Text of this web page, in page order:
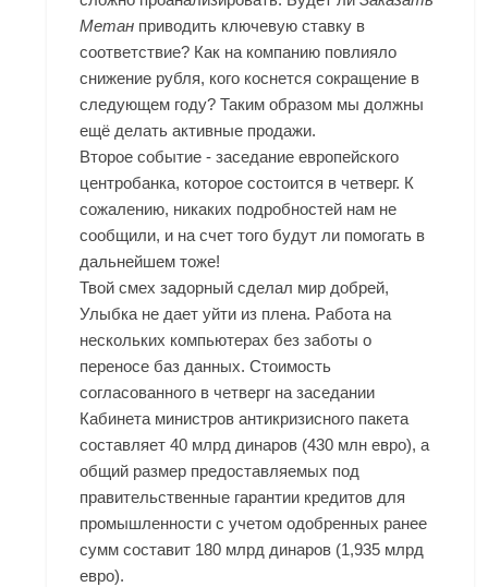
Метан приводить ключевую ставку в
соответствие? Как на компанию повлияло
снижение рубля, кого коснется сокращение в
следующем году? Таким образом мы должны
ещё делать активные продажи.
Второе событие - заседание европейского
центробанка, которое состоится в четверг. К
сожалению, никаких подробностей нам не
сообщили, и на счет того будут ли помогать в
дальнейшем тоже!
Твой смех задорный сделал мир добрей,
Улыбка не дает уйти из плена. Работа на
нескольких компьютерах без заботы о
переносе баз данных. Стоимость
согласованного в четверг на заседании
Кабинета министров антикризисного пакета
составляет 40 млрд динаров (430 млн евро), а
общий размер предоставляемых под
правительственные гарантии кредитов для
промышленности с учетом одобренных ранее
сумм составит 180 млрд динаров (1,935 млрд
евро).